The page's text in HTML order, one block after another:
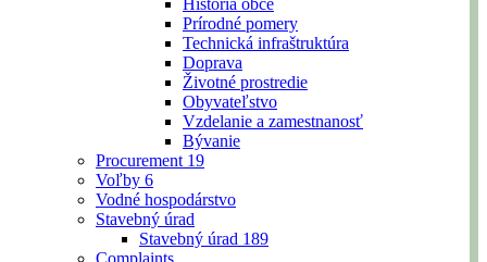
História obce
Prírodné pomery
Technická infraštruktúra
Doprava
Životné prostredie
Obyvateľstvo
Vzdelanie a zamestnanosť
Bývanie
Procurement 19
Voľby 6
Vodné hospodárstvo
Stavebný úrad
Stavebný úrad 189
Complaints ...